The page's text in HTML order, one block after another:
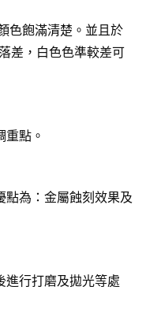
色飽滿清楚。並且於
差，白色色準較差可
點。
點為：金屬蝕刻效果及
進行打磨及拋光等處